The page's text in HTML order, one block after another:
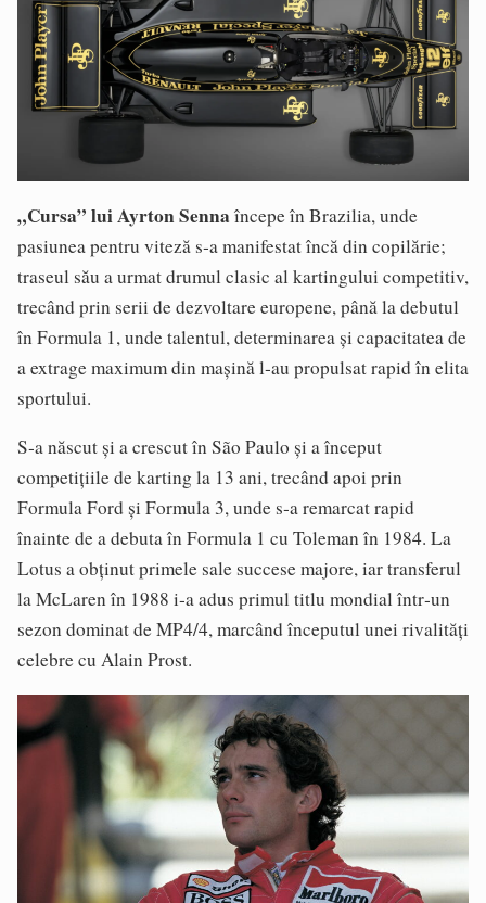
„Cursa” lui Ayrton Senna începe în Brazilia, unde
pasiunea pentru viteză s‑a manifestat încă din copilărie;
traseul său a urmat drumul clasic al kartingului competitiv,
trecând prin serii de dezvoltare europene, până la debutul
în Formula 1, unde talentul, determinarea și capacitatea de
a extrage maximum din mașină l‑au propulsat rapid în elita
sportului.
S‑a născut și a crescut în São Paulo și a început
competițiile de karting la 13 ani, trecând apoi prin
Formula Ford și Formula 3, unde s‑a remarcat rapid
înainte de a debuta în Formula 1 cu Toleman în 1984. La
Lotus a obținut primele sale succese majore, iar transferul
la McLaren în 1988 i‑a adus primul titlu mondial într‑un
sezon dominat de MP4/4, marcând începutul unei rivalități
celebre cu Alain Prost.